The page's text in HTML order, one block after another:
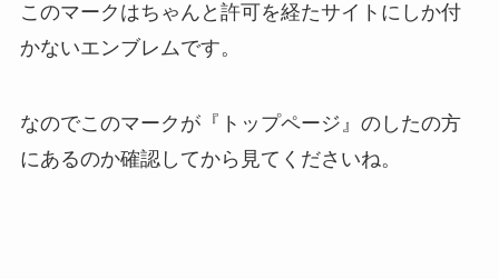
このマークはちゃんと許可を経たサイトにしか付
かないエンブレムです。
なのでこのマークが『トップページ』のしたの方
にあるのか確認してから見てくださいね。